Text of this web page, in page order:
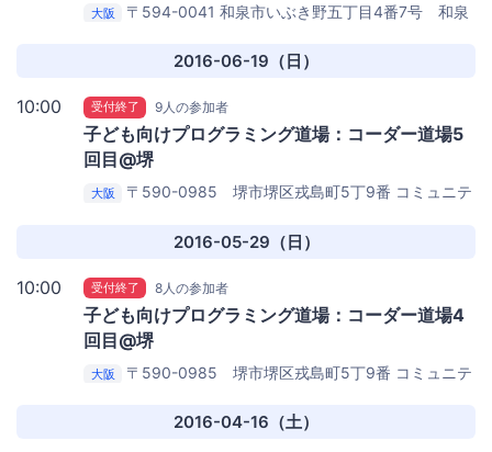
大阪
〒594-0041 和泉市いぶき野五丁目4番7号 和泉
2016-06-19（日）
10:00 受付終了 9人の参加者
子ども向けプログラミング道場：コーダー道場5
回目@堺
大阪 〒590-0985 堺市堺区戎島町5丁9番 コミュニテ
2016-05-29（日）
10:00 受付終了 8人の参加者
子ども向けプログラミング道場：コーダー道場4
回目@堺
大阪 〒590-0985 堺市堺区戎島町5丁9番 コミュニテ
2016-04-16（土）